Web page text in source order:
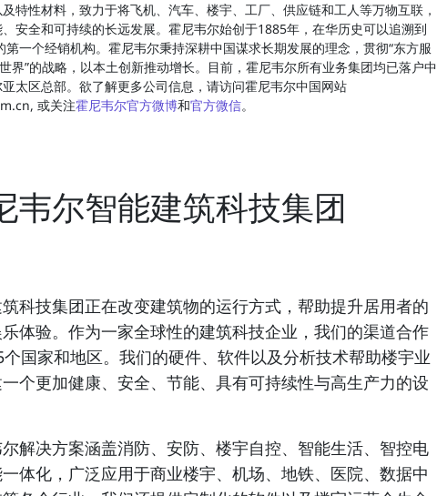
特性材料，致力于将飞机、汽车、楼宇、工厂、供应链和工人等万物互联，
安全和可持续的长远发展。霍尼韦尔始创于1885年，在华历史可以追溯到
第一个经销机构。霍尼韦尔秉持深耕中国谋求长期发展的理念，贯彻“东方服
界”的战略，以本土创新推动增长。目前，霍尼韦尔所有业务集团均已落户中
太区总部。欲了解更多公司信息，请访问霍尼韦尔中国网站
或关注霍尼韦尔官方微博和官方微信。
韦尔智能建筑科技集团
科技集团正在改变建筑物的运行方式，帮助提升居用者的
体验。作为一家全球性的建筑科技企业，我们的渠道合作
国家和地区。我们的硬件、软件以及分析技术帮助楼宇业
个更加健康、安全、节能、具有可持续性与高生产力的设
解决方案涵盖消防、安防、楼宇自控、智能生活、智控电
体化，广泛应用于商业楼宇、机场、地铁、医院、数据中